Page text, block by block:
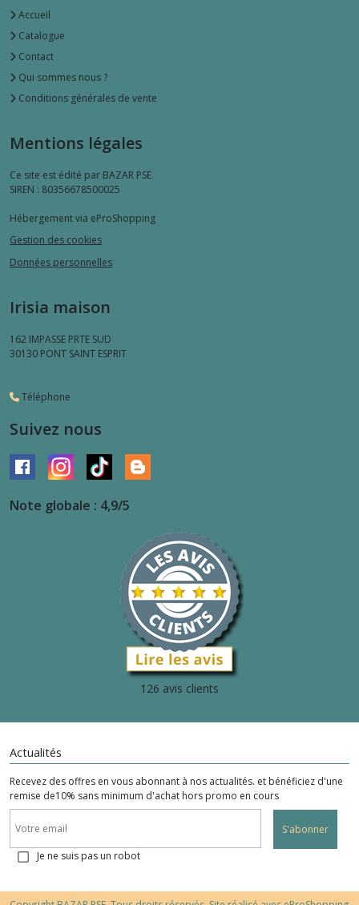
Accueil
Catalogue
Contact
Qui sommes nous ?
Conditions générales de vente
Mentions légales
Ce site est édité par BAZAR PSE.
SIREN : 80356678500025
Hébergement via eProShopping
Gestion des cookies
Données personnelles
Irisia maison
162 IMPASSE PRTE SUD
30130 PONT SAINT ESPRIT
Téléphone
Suivez nous
Note globale : 4,9/5
126 avis clients
Actualités
Recevez des offres en vous abonnant à nos actualités. et bénéficiez d'une
remise de10% sans minimum d'achat hors promo en cours
S'abonner
Je ne suis pas un robot